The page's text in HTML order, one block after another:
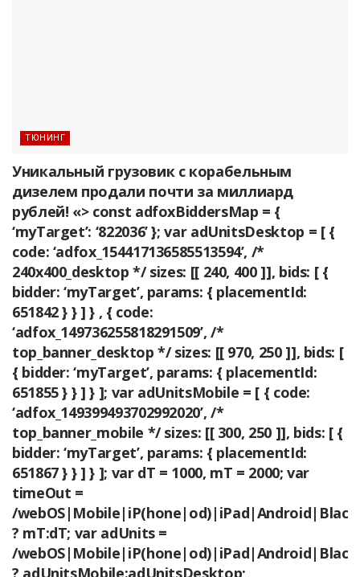
ТЮНИНГ
Уникальный грузовик с корабельным
дизелем продали почти за миллиард
рублей! «> const adfoxBiddersMap = {
‘myTarget’: ‘822036’ }; var adUnitsDesktop = [ {
code: ‘adfox_154417136585513594’, /*
240x400_desktop */ sizes: [[ 240, 400 ]], bids: [ {
bidder: ‘myTarget’, params: { placementId:
651842 } } ] } , { code:
‘adfox_149736255818291509’, /*
top_banner_desktop */ sizes: [[ 970, 250 ]], bids: [
{ bidder: ‘myTarget’, params: { placementId:
651855 } } ] } ]; var adUnitsMobile = [ { code:
‘adfox_149399493702992020’, /*
top_banner_mobile */ sizes: [[ 300, 250 ]], bids: [ {
bidder: ‘myTarget’, params: { placementId:
651867 } } ] } ]; var dT = 1000, mT = 2000; var
timeOut =
/
? mT:dT; var adUnits =
/
? adUnitsMobile:adUnitsDesktop;